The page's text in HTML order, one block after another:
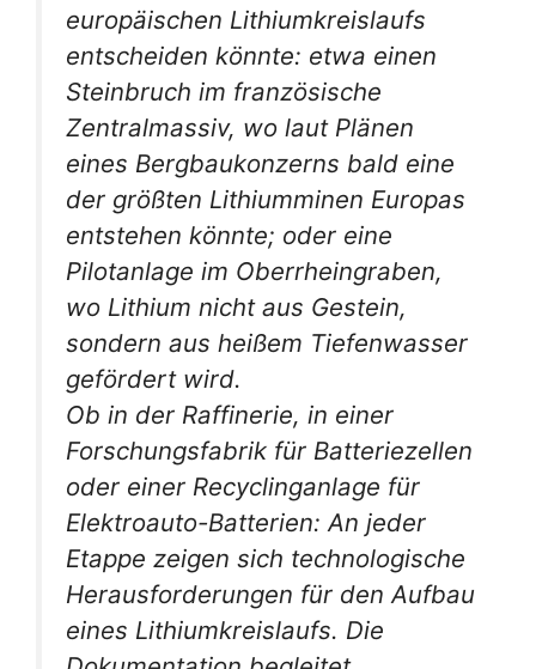
europäischen Lithiumkreislaufs
entscheiden könnte: etwa einen
Steinbruch im französische
Zentralmassiv, wo laut Plänen
eines Bergbaukonzerns bald eine
der größten Lithiumminen Europas
entstehen könnte; oder eine
Pilotanlage im Oberrheingraben,
wo Lithium nicht aus Gestein,
sondern aus heißem Tiefenwasser
gefördert wird.
Ob in der Raffinerie, in einer
Forschungsfabrik für Batteriezellen
oder einer Recyclinganlage für
Elektroauto-Batterien: An jeder
Etappe zeigen sich technologische
Herausforderungen für den Aufbau
eines Lithiumkreislaufs. Die